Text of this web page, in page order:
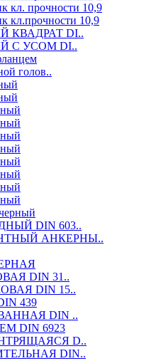
кл. прочности 10,9
кл.прочности 10,9
КВАДРАТ DI..
С УСОМ DI..
голов..
DIN 603..
АНКЕРНЫ..
DIN 31..
DIN 15..
439
DIN ..
DIN 6923
D..
DIN..